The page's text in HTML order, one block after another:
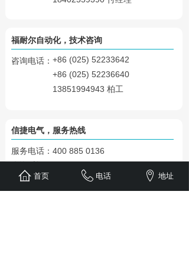
福耐尔自动化， 技术咨询
+86 (025) 52236640
+86 (025) 52233642
13851994943 柏工
咨询电话：
信捷电气， 服务热线
服务电话：
周一至周五 08:15-17:15/17:45-20:15
周六至周日 08:15-11:30/12:30-17:15
400 885 0136
首页 电话 地址